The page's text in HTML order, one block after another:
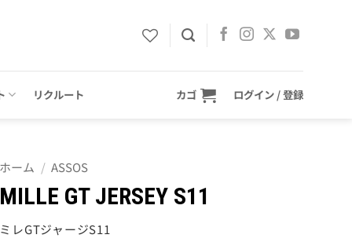
リクルート カゴ ログイン / 登録
ホーム / ASSOS
MILLE GT JERSEY S11
ミレGTジャージS11